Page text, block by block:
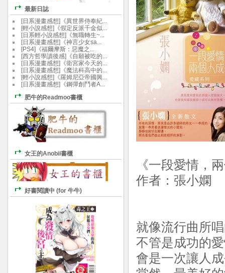
《一段愛情，
作者：張小
就像流行曲所
不管是成功的
會是一次讓人
最新日誌
[日系漫畫感想]《異世界侍奉紀...
[輕小說感想]《假定反派千金似...
[日系輕小說感想]《無職轉生~...
[日系漫畫感想]《神言少女sa...
[PS4]《福爾摩斯：惡魔之...
[西方哲學讀後感]《自願被吃的...
[日系漫畫感想]《衛宮家今天的...
[日系漫畫感想]《魔法科高中的...
[輕小說感想]《羅姆尼亞帝國興...
[日系漫畫感想]《鋼彈創鬥者A...
肥牛的Readmoo書櫃
女王的Anobii書櫃
好書閱讀中 (for 牛牛)